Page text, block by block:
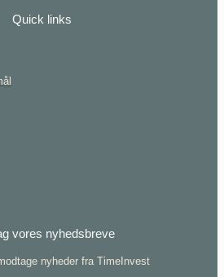
Quick links
vores nyhedsbreve
nyheder fra TimeInvest